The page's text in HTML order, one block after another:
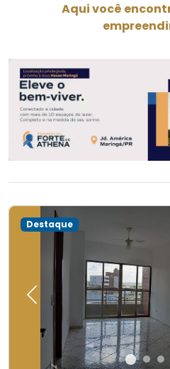
Aqui você
Previous
Destaque